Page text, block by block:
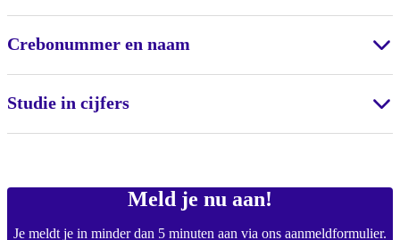
Crebonummer en naam
Studie in cijfers
Meld je nu aan!
Je meldt je in minder dan 5 minuten aan via ons aanmeldformulier.